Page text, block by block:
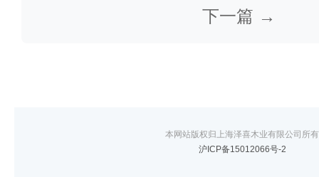
下一篇 →
本网站版权归上海泽喜木业有限公司所有
沪ICP备15012066号-2